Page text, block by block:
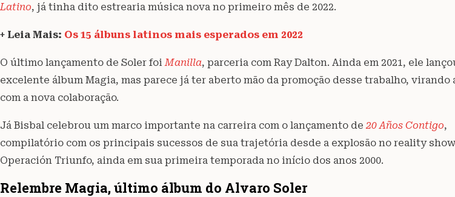
Latino, já tinha dito estrearia música nova no primeiro mês de 2022.
+ Leia Mais: Os 15 álbuns latinos mais esperados em 2022
O último lançamento de Soler foi Manilla, parceria com Ray Dalton. Ainda em 2021, ele
excelente álbum Magia, mas parece já ter aberto mão da promoção desse trabalho, virando
com a nova colaboração.
Já Bisbal celebrou um marco importante na carreira com o lançamento de 20 Años Contigo,
compilatório com os principais sucessos de sua trajetória desde a explosão no reality show
Operación Triunfo, ainda em sua primeira temporada no início dos anos 2000.
Relembre Magia, último álbum do Alvaro Soler